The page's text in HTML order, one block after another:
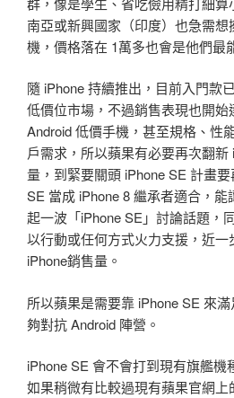
南亞或新興國家（印度）也急需
機，價格落在 1萬多也會是他們最
隨 iPhone 持續推出，目前入門款
低價位市場，不過銷售表現也開
Android 低價手機，甚至規格、性
戶需求，所以蘋果有必要再次翻新
量，到緊要關頭 iPhone SE 計畫
SE 當成 iPhone 8 繼承者適合，
起一波「iPhone SE」討論話題，
以行動或任何方式火力支援，近
iPhone銷售量。
所以蘋果是需要靠 iPhone SE 來
夠對抗 Android 陣營。
iPhone SE 會不會打到現有旗艦機
如果稍微有比較過現有蘋果官網上